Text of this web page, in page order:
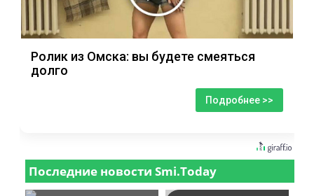
Ролик из Омска: вы будете смеяться
долго
Подробнее >>